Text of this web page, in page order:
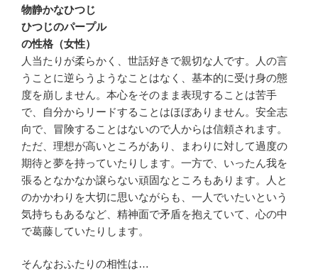
物静かなひつじ
ひつじのパープル
の性格（女性）
人当たりが柔らかく、世話好きで親切な人です。人の言
うことに逆らうようなことはなく、基本的に受け身の態
度を崩しません。本心をそのまま表現することは苦手
で、自分からリードすることはほぼありません。安全志
向で、冒険することはないので人からは信頼されます。
ただ、理想が高いところがあり、まわりに対して過度の
期待と夢を持っていたりします。一方で、いったん我を
張るとなかなか譲らない頑固なところもあります。人と
のかかわりを大切に思いながらも、一人でいたいという
気持ちもあるなど、精神面で矛盾を抱えていて、心の中
で葛藤していたりします。
そんなおふたりの相性は…